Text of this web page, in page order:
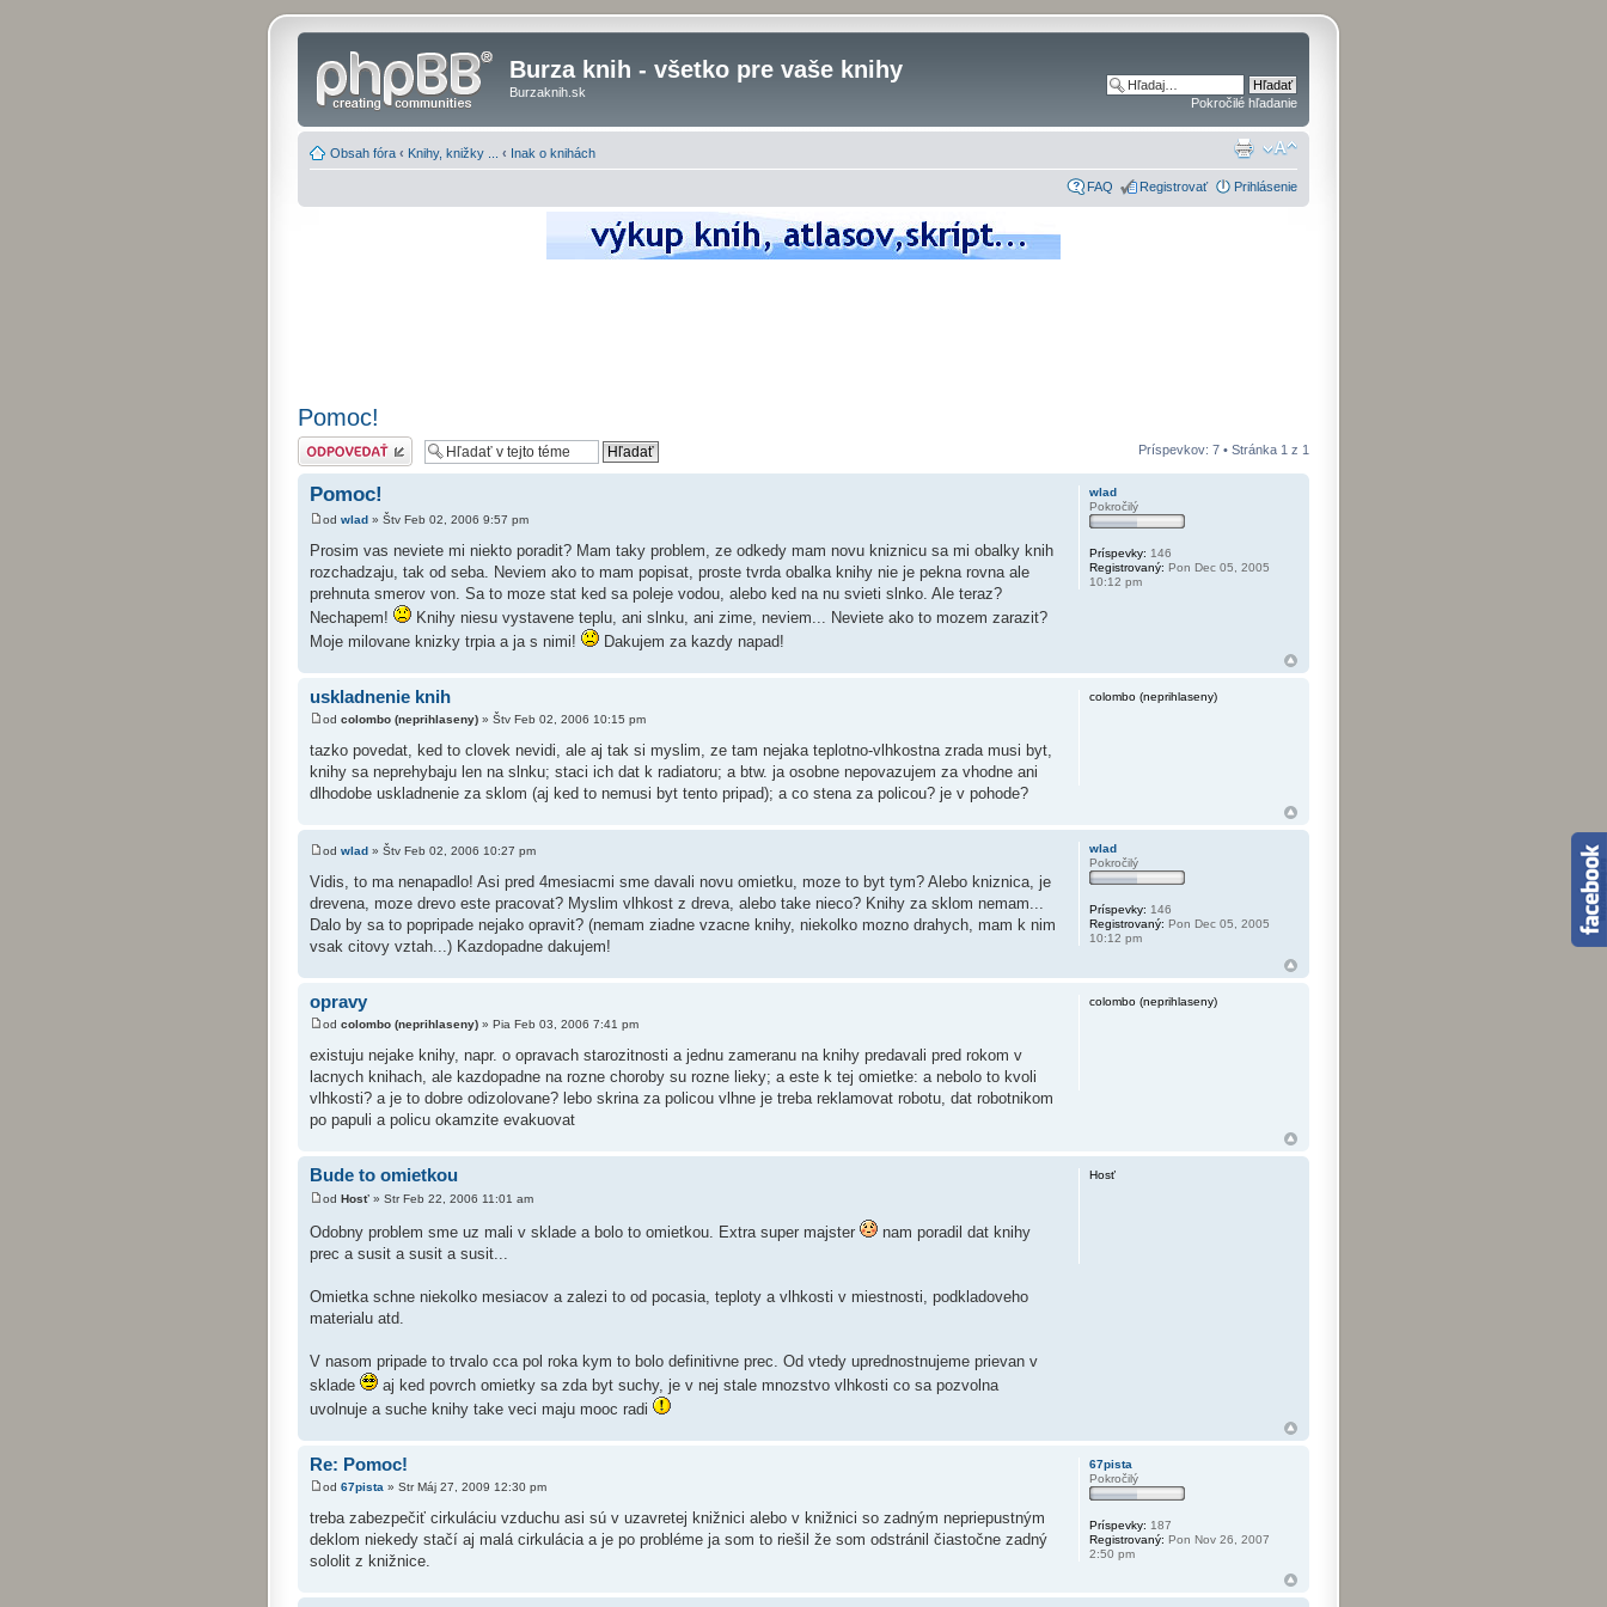
Burza knih - všetko pre vaše knihy
Burzaknih.sk
Pokročilé hľadanie
Obsah fóra ‹ Knihy, knižky ... ‹ Inak o knihách
FAQ Registrovať Prihlásenie
Pomoc!
Odoslať odpoveď Príspevkov: 7 • Stránka 1 z 1
Pomoc!
od wlad » Štv Feb 02, 2006 9:57 pm
Prosim vas neviete mi niekto poradit? Mam taky problem, ze odkedy mam novu kniznicu sa mi obalky knih
rozchadzaju, tak od seba. Neviem ako to mam popisat, proste tvrda obalka knihy nie je pekna rovna ale
prehnuta smerov von. Sa to moze stat ked sa poleje vodou, alebo ked na nu svieti slnko. Ale teraz?
Nechapem!
Knihy niesu vystavene teplu, ani slnku, ani zime, neviem... Neviete ako to mozem zarazit?
Moje milovane knizky trpia a ja s nimi!
Dakujem za kazdy napad!
wlad
Pokročilý
Príspevky: 146
Registrovaný: Pon Dec 05, 2005
10:12 pm
uskladnenie knih
od colombo (neprihlaseny) » Štv Feb 02, 2006 10:15 pm
tazko povedat, ked to clovek nevidi, ale aj tak si myslim, ze tam nejaka teplotno-vlhkostna zrada musi byt,
knihy sa neprehybaju len na slnku; staci ich dat k radiatoru; a btw. ja osobne nepovazujem za vhodne ani
dlhodobe uskladnenie za sklom (aj ked to nemusi byt tento pripad); a co stena za policou? je v pohode?
colombo (neprihlaseny)
od wlad » Štv Feb 02, 2006 10:27 pm
Vidis, to ma nenapadlo! Asi pred 4mesiacmi sme davali novu omietku, moze to byt tym? Alebo kniznica, je
drevena, moze drevo este pracovat? Myslim vlhkost z dreva, alebo take nieco? Knihy za sklom nemam...
Dalo by sa to popripade nejako opravit? (nemam ziadne vzacne knihy, niekolko mozno drahych, mam k nim
vsak citovy vztah...) Kazdopadne dakujem!
wlad
Pokročilý
Príspevky: 146
Registrovaný: Pon Dec 05, 2005
10:12 pm
opravy
od colombo (neprihlaseny) » Pia Feb 03, 2006 7:41 pm
existuju nejake knihy, napr. o opravach starozitnosti a jednu zameranu na knihy predavali pred rokom v
lacnych knihach, ale kazdopadne na rozne choroby su rozne lieky; a este k tej omietke: a nebolo to kvoli
vlhkosti? a je to dobre odizolovane? lebo skrina za policou vlhne je treba reklamovat robotu, dat robotnikom
po papuli a policu okamzite evakuovat
colombo (neprihlaseny)
Bude to omietkou
od Hosť » Str Feb 22, 2006 11:01 am
Odobny problem sme uz mali v sklade a bolo to omietkou. Extra super majster
nam poradil dat knihy
prec a susit a susit a susit...
Omietka schne niekolko mesiacov a zalezi to od pocasia, teploty a vlhkosti v miestnosti, podkladoveho
materialu atd.
V nasom pripade to trvalo cca pol roka kym to bolo definitivne prec. Od vtedy uprednostnujeme prievan v
sklade
aj ked povrch omietky sa zda byt suchy, je v nej stale mnozstvo vlhkosti co sa pozvolna
uvolnuje a suche knihy take veci maju mooc radi
Hosť
Re: Pomoc!
od 67pista » Str Máj 27, 2009 12:30 pm
treba zabezpečiť cirkuláciu vzduchu asi sú v uzavretej knižnici alebo v knižnici so zadným nepriepustným
deklom niekedy stačí aj malá cirkulácia a je po probléme ja som to riešil že som odstránil čiastočne zadný
sololit z knižnice.
67pista
Pokročilý
Príspevky: 187
Registrovaný: Pon Nov 26, 2007
2:50 pm